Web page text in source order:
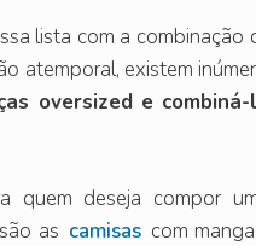
lista com a combinação
atemporal, existem
oversized e
quem deseja compor
as camisas com